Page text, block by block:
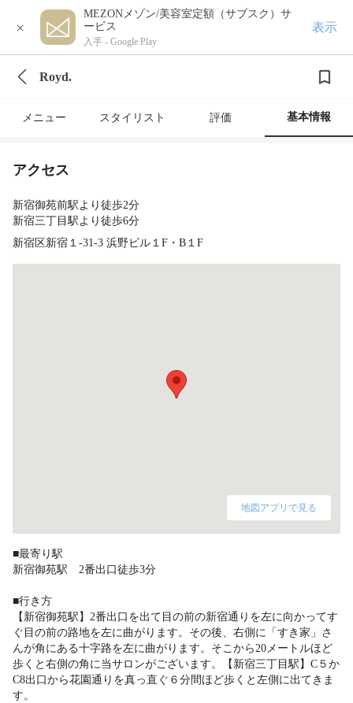
×
MEZONメゾン/美容室定額（サブスク）サ
ービス
入手 - Google Play
表示
Royd.
メニュー スタイリスト 評価 基本情報
アクセス
新宿御苑前駅より徒歩2分
新宿三丁目駅より徒歩6分
新宿区新宿１-31-3 浜野ビル１F・B１F
地図アプリで見る
■最寄り駅
新宿御苑駅　2番出口徒歩3分
■行き方
【新宿御苑駅】2番出口を出て目の前の新宿通りを左に向かってす
ぐ目の前の路地を左に曲がります。その後、右側に「すき家」さ
んが角にある十字路を左に曲がります。そこから20メートルほど
歩くと右側の角に当サロンがございます。【新宿三丁目駅】C５か
C8出口から花園通りを真っ直ぐ６分間ほど歩くと左側に出てきま
す。